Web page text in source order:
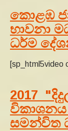
කොළඹ
භාවනා
ධර්ම
[sp_html5video
2017
සමන්විත